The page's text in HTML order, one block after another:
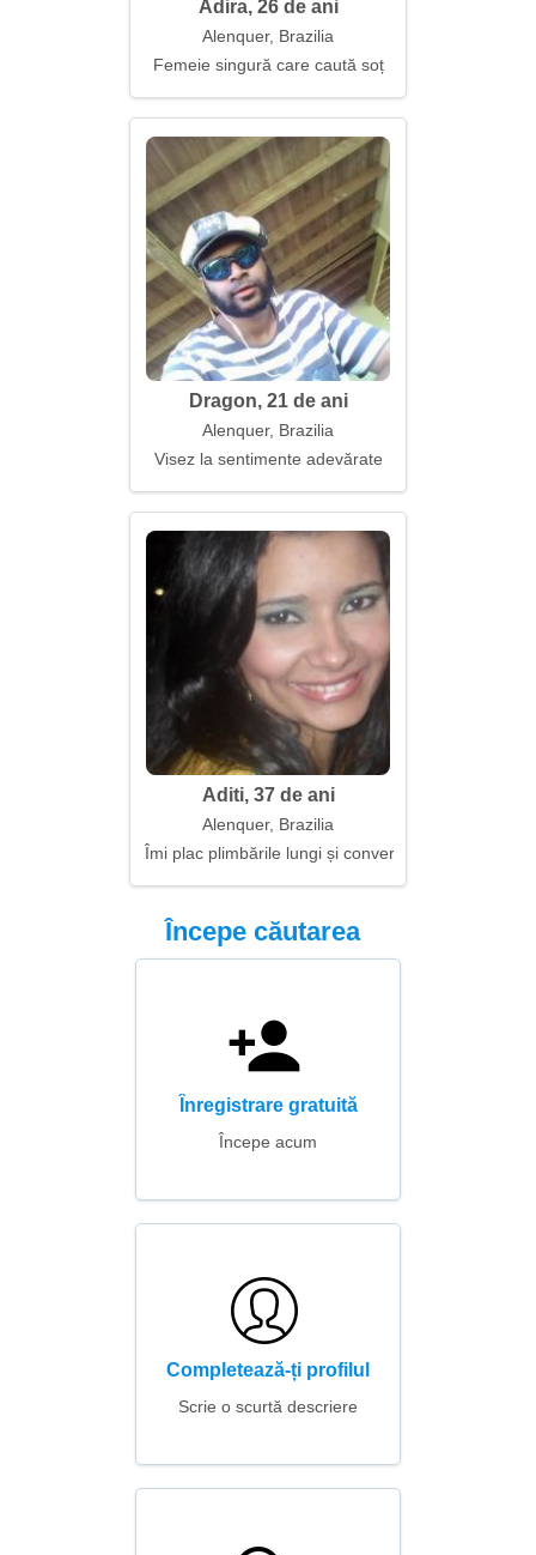
Adira, 26 de ani
Alenquer, Brazilia
Femeie singură care caută soț
Dragon, 21 de ani
Alenquer, Brazilia
Visez la sentimente adevărate
Aditi, 37 de ani
Alenquer, Brazilia
Îmi plac plimbările lungi și conversațiile
Începe căutarea
Înregistrare gratuită
Începe acum
Completează-ți profilul
Scrie o scurtă descriere